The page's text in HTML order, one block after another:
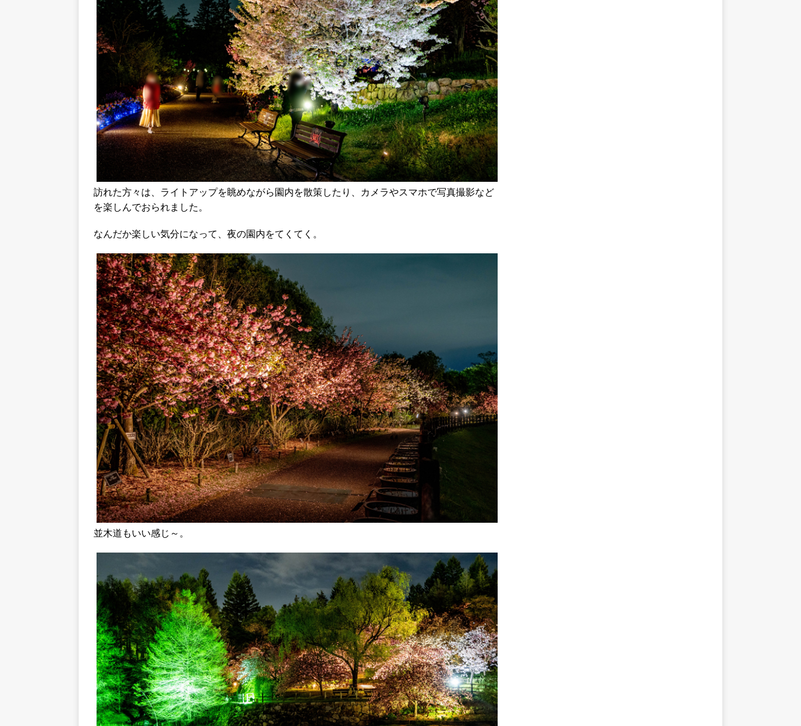
訪れた方々は、ライトアップを眺めながら園内を散策したり、カメラやスマホで写真撮影など
を楽しんでおられました。
なんだか楽しい気分になって、夜の園内をてくてく。
並木道もいい感じ～。